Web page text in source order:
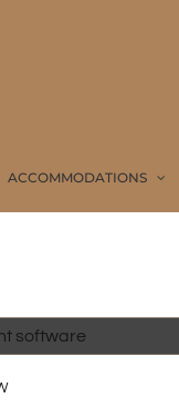
ACCOMMODATIONS
software